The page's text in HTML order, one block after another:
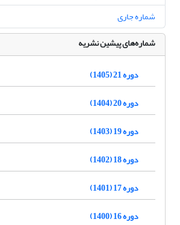
شماره جاری
شماره‌های پیشین نشریه
دوره 21 (1405)
دوره 20 (1404)
دوره 19 (1403)
دوره 18 (1402)
دوره 17 (1401)
دوره 16 (1400)